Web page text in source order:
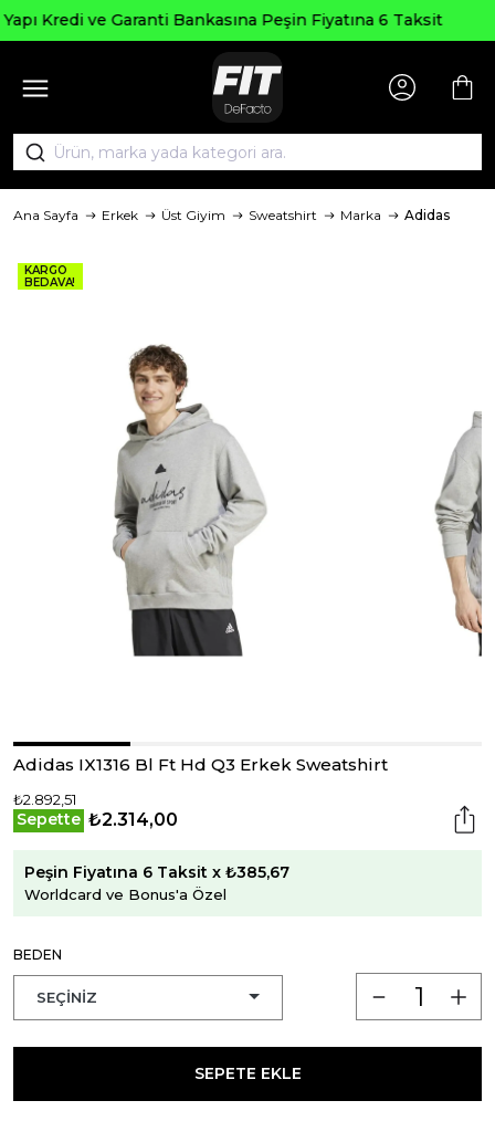
Fiyatına 6 Taksit
Ana Sayfa Erkek Üst Giyim Sweatshirt Marka Adidas
KARGO
BEDAVA!
Adidas IX1316 Bl Ft Hd Q3 Erkek Sweatshirt
₺2.892,51
Sepette ₺2.314,00
Peşin Fiyatına 6 Taksit x ₺385,67
Worldcard ve Bonus'a Özel
BEDEN
SEPETE EKLE